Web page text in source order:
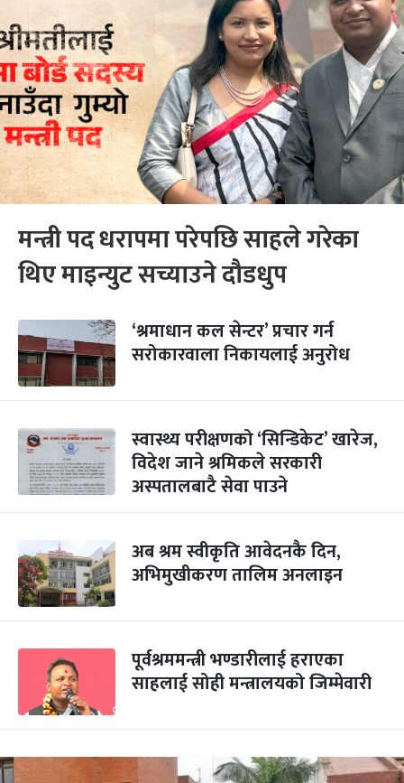
मन्त्री पद धरापमा परेपछि साहले गरेका
थिए माइन्युट सच्याउने दौडधुप
‘श्रमाधान कल सेन्टर’ प्रचार गर्न
सरोकारवाला निकायलाई अनुरोध
स्वास्थ्य परीक्षणको ‘सिन्डिकेट’ खारेज,
विदेश जाने श्रमिकले सरकारी
अस्पतालबाटै सेवा पाउने
अब श्रम स्वीकृति आवेदनकै दिन,
अभिमुखीकरण तालिम अनलाइन
पूर्वश्रममन्त्री भण्डारीलाई हराएका
साहलाई सोही मन्त्रालयको जिम्मेवारी